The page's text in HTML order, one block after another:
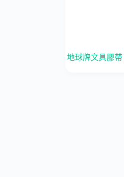
地球牌文具膠帶